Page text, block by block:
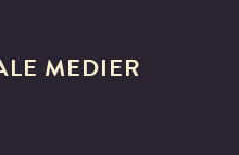
MEDIER